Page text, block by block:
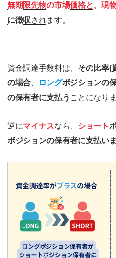
無期限先物の市場価格と、現
に徴収 されます。
資金調達手数料は、 その比率(
の場合
ロングポジションの
の保有者に支払う ことになりま
逆にマイナスなら、 ショート
ポジションの保有者に支払いま